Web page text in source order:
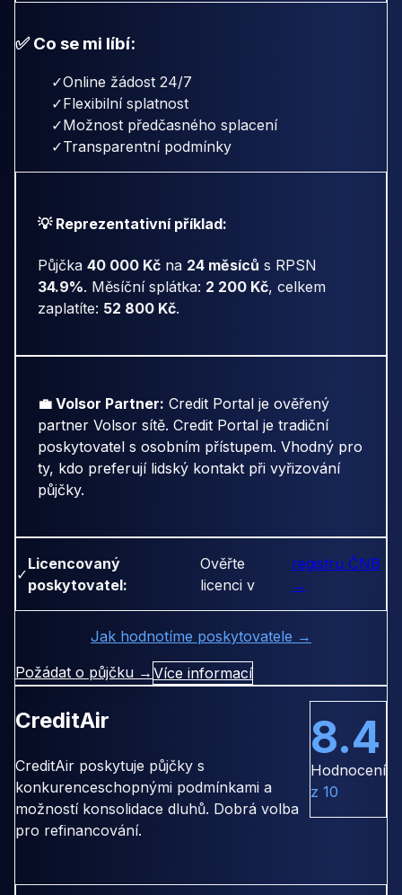
✅ Co se mi líbí:
✓Online žádost 24/7
✓Flexibilní splatnost
✓Možnost předčasného splacení
✓Transparentní podmínky
💡 Reprezentativní příklad:
Půjčka 40 000 Kč na 24 měsíců s RPSN
34.9%. Měsíční splátka: 2 200 Kč, celkem
zaplatíte: 52 800 Kč.
💼 Volsor Partner: Credit Portal je ověřený
partner Volsor sítě. Credit Portal je tradiční
poskytovatel s osobním přístupem. Vhodný pro
ty, kdo preferují lidský kontakt při vyřizování
půjčky.
✓
Licencovaný
poskytovatel:
Ověřte
licenci v
registru ČNB
→
Jak hodnotíme poskytovatele →
Požádat o půjčku → Více informací
CreditAir
CreditAir poskytuje půjčky s
konkurenceschopnými podmínkami a
možností konsolidace dluhů. Dobrá volba
pro refinancování.
8.4
Hodnocení
z 10